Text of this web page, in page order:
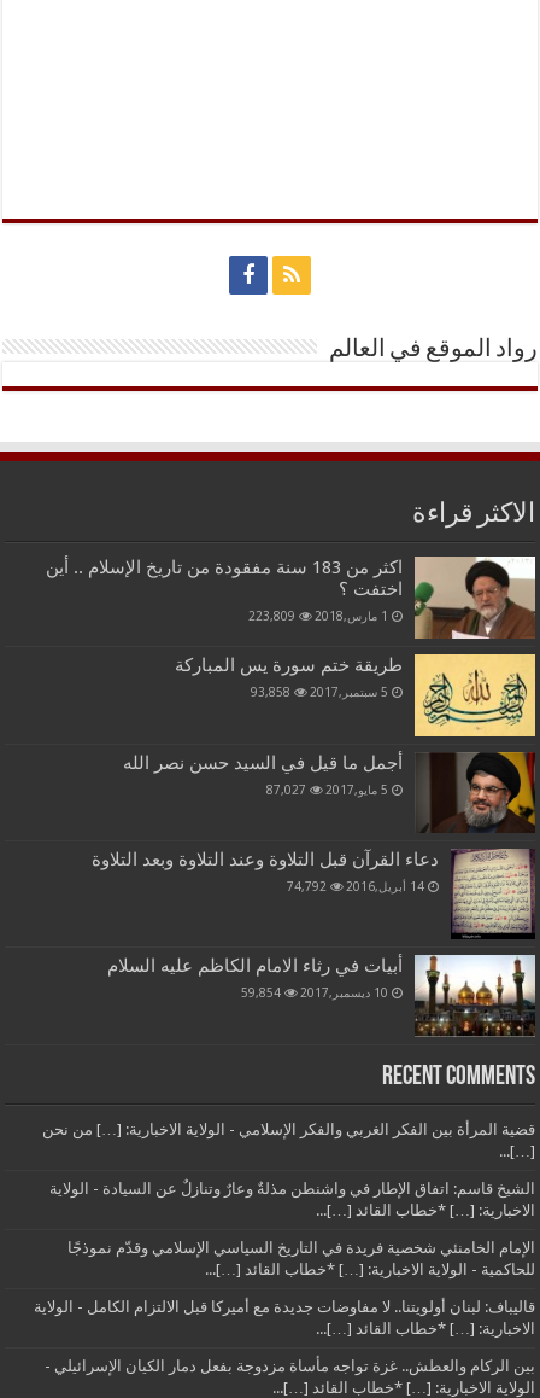
رواد الموقع في العالم
الاكثر قراءة
اكثر من 183 سنة مفقودة من تاريخ الإسلام .. أين
اختفت ؟
1 مارس,2018 223,809
طريقة ختم سورة يس المباركة
5 سبتمبر,2017 93,858
أجمل ما قيل في السيد حسن نصر الله
5 مايو,2017 87,027
دعاء القرآن قبل التلاوة وعند التلاوة وبعد التلاوة
14 أبريل,2016 74,792
أبيات في رثاء الامام الكاظم عليه السلام
10 ديسمبر,2017 59,854
Recent Comments
قضية المرأة بين الفكر الغربي والفكر الإسلامي - الولاية الاخبارية: […] من نحن
[…]...
الشيخ قاسم: اتفاق الإطار في واشنطن مذلةٌ وعارٌ وتنازلٌ عن السيادة - الولاية
الاخبارية: […] *خطاب القائد […]...
الإمام الخامنئي شخصية فريدة في التاريخ السياسي الإسلامي وقدّم نموذجًا
للحاكمية - الولاية الاخبارية: […] *خطاب القائد […]...
قاليباف: لبنان أولويتنا.. لا مفاوضات جديدة مع أميركا قبل الالتزام الكامل - الولاية
الاخبارية: […] *خطاب القائد […]...
بين الركام والعطش.. غزة تواجه مأساة مزدوجة بفعل دمار الكيان الإسرائيلي -
الولاية الاخبارية: […] *خطاب القائد […]...